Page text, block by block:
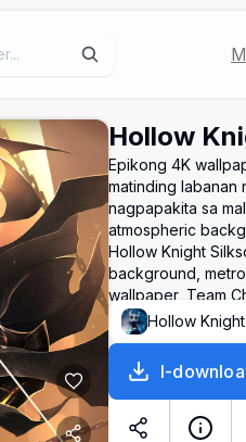
Hollow
Epikong 4K
matinding labanan
nagpapakita sa
atmospheric
Hollow Knight
background,
wallpaper, Team
Hollow Knight
I-